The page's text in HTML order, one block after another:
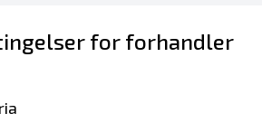
for forhandler